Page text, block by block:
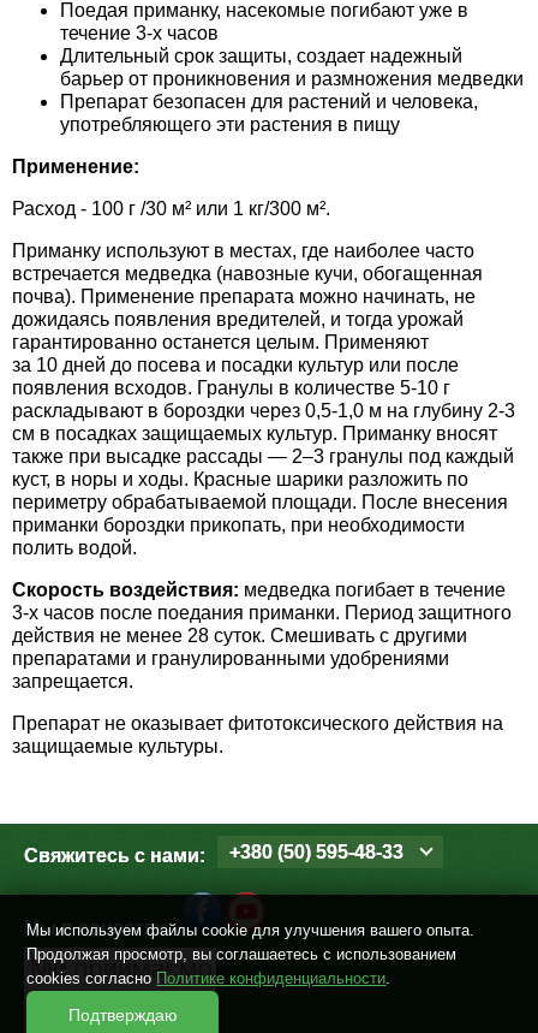
Поедая приманку, насекомые погибают уже в
течение 3-х часов
Длительный срок защиты, создает надежный
барьер от проникновения и размножения медведки
Препарат безопасен для растений и человека,
употребляющего эти растения в пищу
Применение:
Расход - 100 г /30 м² или 1 кг/300 м².
Приманку используют в местах, где наиболее часто
встречается медведка (навозные кучи, обогащенная
почва). Применение препарата можно начинать, не
дожидаясь появления вредителей, и тогда урожай
гарантированно останется целым. Применяют
за 10 дней до посева и посадки культур или после
появления всходов. Гранулы в количестве 5-10 г
раскладывают в бороздки через 0,5-1,0 м на глубину 2-3
см в посадках защищаемых культур. Приманку вносят
также при высадке рассады — 2–3 гранулы под каждый
куст, в норы и ходы. Красные шарики разложить по
периметру обрабатываемой площади. После внесения
приманки бороздки прикопать, при необходимости
полить водой.
Скорость воздействия: медведка погибает в течение
3-х часов после поедания приманки. Период защитного
действия не менее 28 суток. Смешивать с другими
препаратами и гранулированными удобрениями
запрещается.
Препарат не оказывает фитотоксического действия на
защищаемые культуры.
Свяжитесь с нами: +380 (50) 595-48-33
Мы в соцсетях
Семена табака
Семена томатов
Семена тыквы, патиссона
Семена укропа
Семена фасоли
Семена цветов
Семена шпината
Семена щавеля
Элитные семена в банках
Средства защиты от моли
Средства защиты от капустницы
Средства защиты от грызунов
Препараты для септиков, выгребных ям и
дачных туалетов, биодеструкторы
Хозяйственные товары
Средства защиты растений
Лидеры продаж
Купить семена - хиты продаж
Архив
Мы используем файлы cookie для улучшения вашего опыта.
Продолжая просмотр, вы соглашаетесь с использованием
cookies согласно Политике конфиденциальности.
Подтверждаю